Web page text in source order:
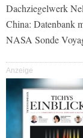
Dachziegelwerk
China: Datenbank
NASA Sonde
Anzeige